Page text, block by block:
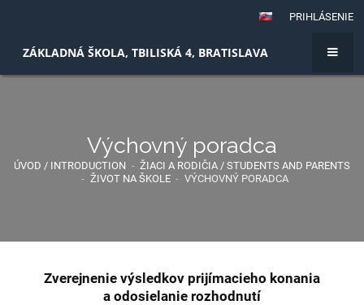
PRIHLÁSENIE
ZÁKLADNÁ ŠKOLA, TBILISKÁ 4, BRATISLAVA
Výchovný poradca
ÚVOD / INTRODUCTION - ŽIACI A RODIČIA / STUDENTS AND PARENTS
- ŽIVOT NA ŠKOLE - VÝCHOVNÝ PORADCA
Zverejnenie výsledkov prijímacieho konania
a odosielanie rozhodnutí